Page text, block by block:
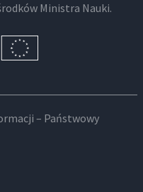
Ministra Nauki.
– Państwowy